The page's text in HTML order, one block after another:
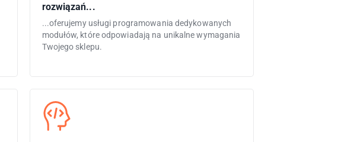
rozwiązań...
...oferujemy usługi programowania dedykowanych
modułów, które odpowiadają na unikalne wymagania
Twojego sklepu.